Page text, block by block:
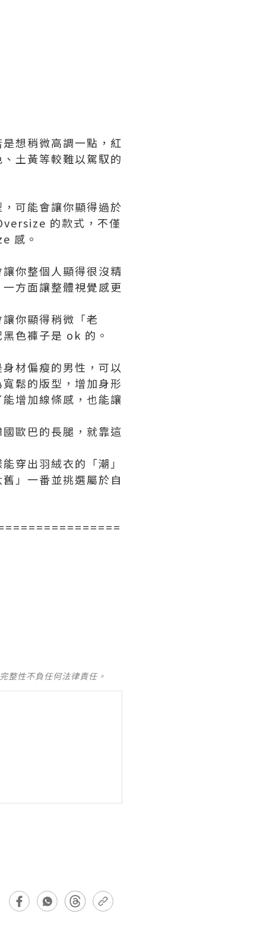
想稍微高調一點，紅
土黃等較難以駕馭的
可能會讓你顯得過於
的款式，不僅
感。
你整個人顯得很沒精
方面讓整體視覺感更
你顯得稍微「老
色褲子是 ok 的。
材偏瘦的男性，可以
鬆的版型，增加身形
增加線條感，也能讓
歐巴的長腿，就靠這
穿出羽絨衣的「潮」
」一番並挑選屬於自
整性不負任何法律責任。